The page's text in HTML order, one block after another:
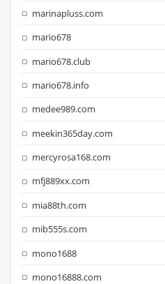
marinapluss.com
mario678
mario678.club
mario678.info
medee989.com
meekin365day.com
mercyrosa168.com
mfj889xx.com
mia88th.com
mib555s.com
mono1688
mono16888.com